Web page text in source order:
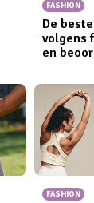
FASHION
De
volgens
en
FASHION